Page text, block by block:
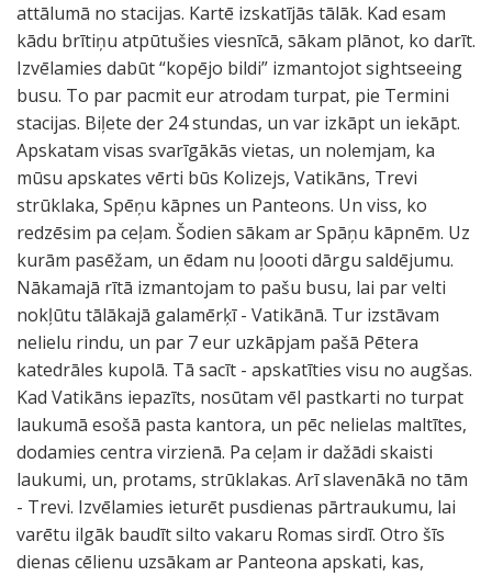
attālumā no stacijas. Kartē izskatījās tālāk. Kad esam
kādu brītiņu atpūtušies viesnīcā, sākam plānot, ko darīt.
Izvēlamies dabūt “kopējo bildi” izmantojot sightseeing
busu. To par pacmit eur atrodam turpat, pie Termini
stacijas. Biļete der 24 stundas, un var izkāpt un iekāpt.
Apskatam visas svarīgākās vietas, un nolemjam, ka
mūsu apskates vērti būs Kolizejs, Vatikāns, Trevi
strūklaka, Spēņu kāpnes un Panteons. Un viss, ko
redzēsim pa ceļam. Šodien sākam ar Spāņu kāpnēm. Uz
kurām pasēžam, un ēdam nu ļoooti dārgu saldējumu.
Nākamajā rītā izmantojam to pašu busu, lai par velti
nokļūtu tālākajā galamērķī - Vatikānā. Tur izstāvam
nelielu rindu, un par 7 eur uzkāpjam pašā Pētera
katedrāles kupolā. Tā sacīt - apskatīties visu no augšas.
Kad Vatikāns iepazīts, nosūtam vēl pastkarti no turpat
laukumā esošā pasta kantora, un pēc nelielas maltītes,
dodamies centra virzienā. Pa ceļam ir dažādi skaisti
laukumi, un, protams, strūklakas. Arī slavenākā no tām
- Trevi. Izvēlamies ieturēt pusdienas pārtraukumu, lai
varētu ilgāk baudīt silto vakaru Romas sirdī. Otro šīs
dienas cēlienu uzsākam ar Panteona apskati, kas,